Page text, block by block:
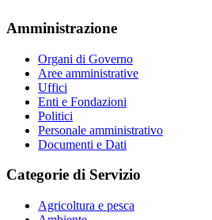
Amministrazione
Organi di Governo
Aree amministrative
Uffici
Enti e Fondazioni
Politici
Personale amministrativo
Documenti e Dati
Categorie di Servizio
Agricoltura e pesca